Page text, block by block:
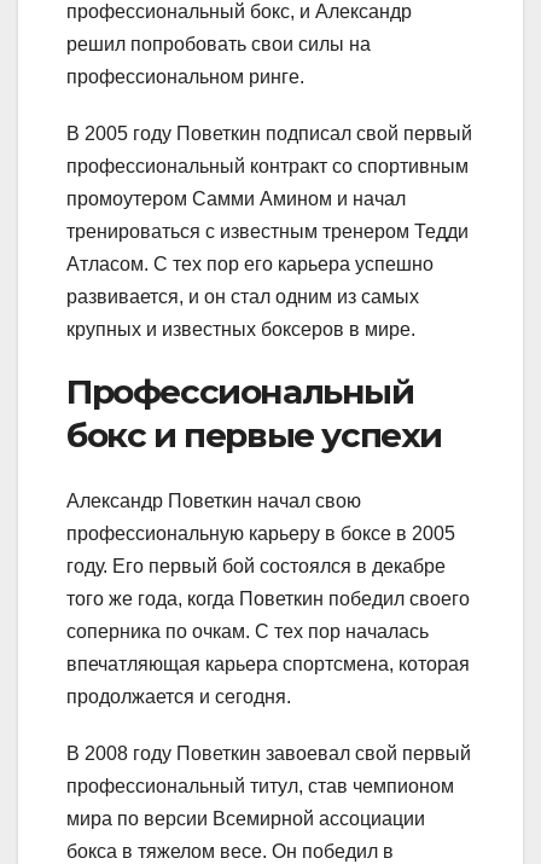
профессиональный бокс, и Александр
решил попробовать свои силы на
профессиональном ринге.
В 2005 году Поветкин подписал свой первый
профессиональный контракт со спортивным
промоутером Самми Амином и начал
тренироваться с известным тренером Тедди
Атласом. С тех пор его карьера успешно
развивается, и он стал одним из самых
крупных и известных боксеров в мире.
Профессиональный
бокс и первые успехи
Александр Поветкин начал свою
профессиональную карьеру в боксе в 2005
году. Его первый бой состоялся в декабре
того же года, когда Поветкин победил своего
соперника по очкам. С тех пор началась
впечатляющая карьера спортсмена, которая
продолжается и сегодня.
В 2008 году Поветкин завоевал свой первый
профессиональный титул, став чемпионом
мира по версии Всемирной ассоциации
бокса в тяжелом весе. Он победил в